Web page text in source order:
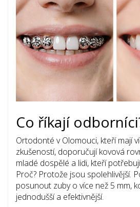
Co říkají
Ortodonté v Olomouci, kteří mají
zkušeností, doporučují kovová
mladé dospělé a lidi, kteří
Proč? Protože jsou spolehlivější.
posunout zuby o více než 5 mm,
jednodušší a efektivnější.